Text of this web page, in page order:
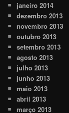
janeiro 2014
dezembro 2013
novembro 2013
outubro 2013
setembro 2013
agosto 2013
julho 2013
junho 2013
maio 2013
abril 2013
março 2013